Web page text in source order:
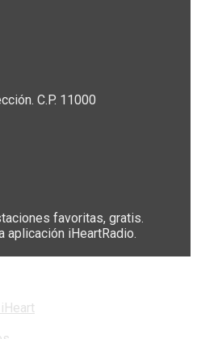
C.P. 11000
favoritas, gratis.
aplicación iHeartRadio.